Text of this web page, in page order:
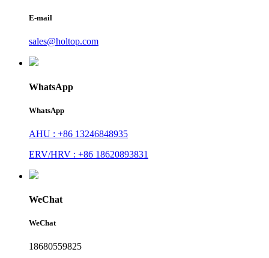
E-mail
sales@holtop.com
WhatsApp
WhatsApp
AHU : +86 13246848935
ERV/HRV : +86 18620893831
WeChat
WeChat
18680559825